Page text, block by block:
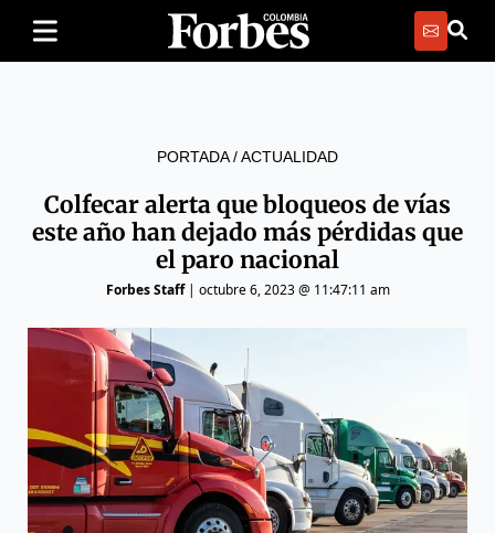
PORTADA/ACTUALIDAD
Colfecar alerta que bloqueos de vías
este año han dejado más pérdidas que
el paro nacional
Forbes Staff| octubre 6, 2023 @ 11:47:11 am